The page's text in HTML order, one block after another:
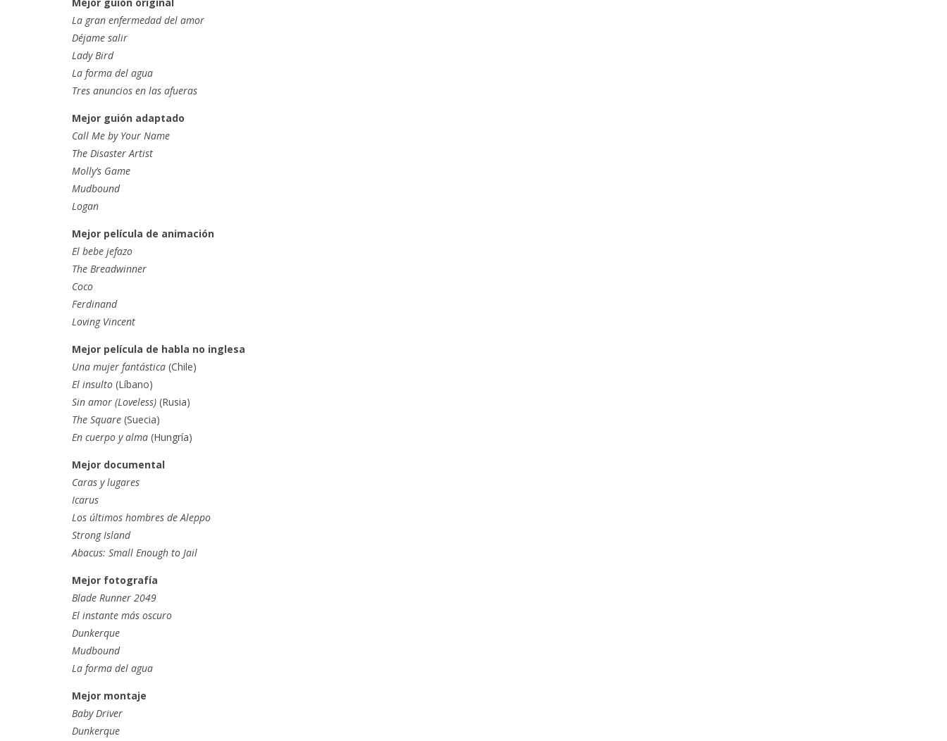
La gran enfermedad del amor
Déjame salir
Lady Bird
La forma del agua
Tres anuncios en las afueras
Mejor guión adaptado
Call Me by Your Name
The Disaster Artist
Molly’s Game
Mudbound
Logan
Mejor película de animación
El bebe jefazo
The Breadwinner
Coco
Ferdinand
Loving Vincent
Mejor película de habla no inglesa
Una mujer fantástica (Chile)
El insulto (Líbano)
Sin amor (Loveless) (Rusia)
The Square (Suecia)
En cuerpo y alma (Hungría)
Mejor documental
Caras y lugares
Icarus
Los últimos hombres de Aleppo
Strong Island
Abacus: Small Enough to Jail
Mejor fotografía
Blade Runner 2049
El instante más oscuro
Dunkerque
Mudbound
La forma del agua
Mejor montaje
Baby Driver
Dunkerque